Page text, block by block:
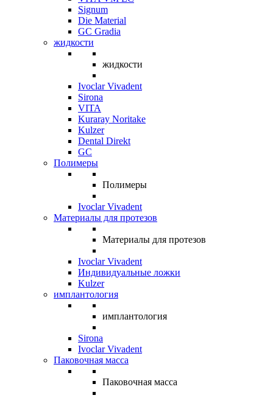
Signum
Die Material
GC Gradia
жидкости
жидкости
Ivoclar Vivadent
Sirona
VITA
Kuraray Noritake
Kulzer
Dental Direkt
GC
Полимеры
Полимеры
Ivoclar Vivadent
Материалы для протезов
Материалы для протезов
Ivoclar Vivadent
Индивидуальные ложки
Kulzer
имплантология
имплантология
Sirona
Ivoclar Vivadent
Паковочная масса
Паковочная масса